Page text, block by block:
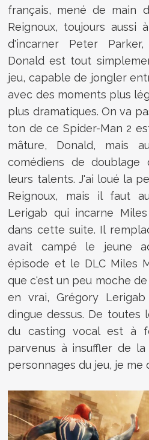
français, mené de main
Reignoux, toujours aussi
d'incarner Peter
Donald est tout
jeu, capable de jongler
avec des moments plus
plus dramatiques. On va
ton de ce Spider-Man 2
mâture, Donald, mais
comédiens de
leurs talents. J'ai loué la
Reignoux, mais il faut
Lerigab qui incarne
dans cette suite. Il
avait campé le jeune
épisode et le DLC Miles
que c'est un peu moche
en vrai, Grégory
dingue dessus. De toutes
du casting vocal est à
parvenus à insuffler de
personnages du jeu, je me